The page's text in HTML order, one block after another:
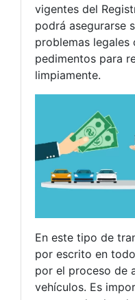
vigentes del
podrá asegurarse
problemas legales
pedimentos para
limpiamente.
En este tipo de
por escrito en
por el proceso de
vehículos. Es